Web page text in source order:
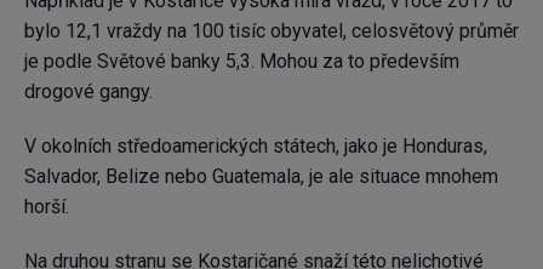
bylo 12,1 vraždy na 100 tisíc obyvatel, celosvětový průměr
je podle Světové banky 5,3. Mohou za to především
drogové gangy.
V okolních středoamerických státech, jako je Honduras,
Salvador, Belize nebo Guatemala, je ale situace mnohem
horší.
Na druhou stranu se Kostaričané snaží této nelichotivé